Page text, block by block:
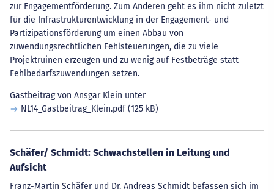
zur Engagementförderung. Zum Anderen geht es ihm nicht zuletzt
für die Infrastrukturentwicklung in der Engagement- und
Partizipationsförderung um einen Abbau von
zuwendungsrechtlichen Fehlsteuerungen, die zu viele
Projektruinen erzeugen und zu wenig auf Festbeträge statt
Fehlbedarfszuwendungen setzen.
Gastbeitrag von Ansgar Klein unter
NL14_Gastbeitrag_Klein.pdf(125 kB)
Schäfer/ Schmidt: Schwachstellen in Leitung und
Aufsicht
Franz-Martin Schäfer und Dr. Andreas Schmidt befassen sich im